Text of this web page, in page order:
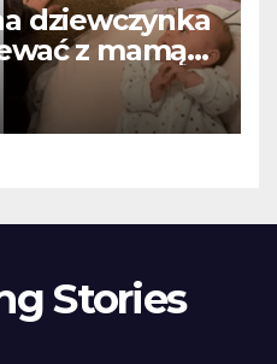
dziewczynka
z mamą…
serc
Stories